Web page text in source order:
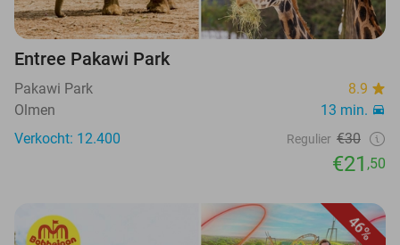
Entree Pakawi Park
Pakawi Park
8.9
Olmen
13 min.
Verkocht: 12.400
Regulier €30
€21 ,50
46%